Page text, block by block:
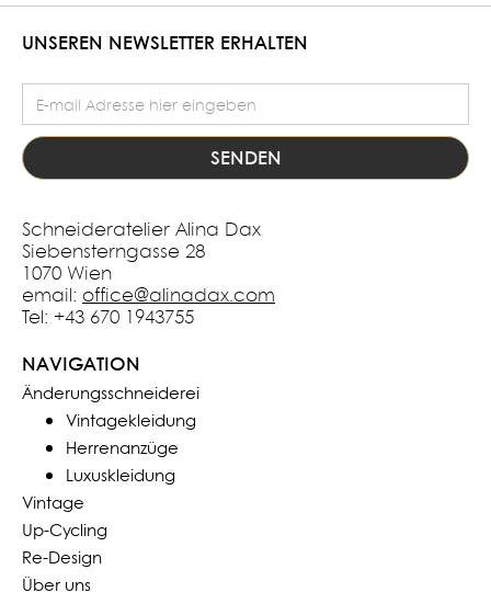
UNSEREN NEWSLETTER ERHALTEN
Schneideratelier Alina Dax
Siebensterngasse 28
1070 Wien
email: office@alinadax.com
Tel: +43 670 1943755
NAVIGATION
Änderungsschneiderei
Vintagekleidung
Herrenanzüge
Luxuskleidung
Vintage
Up-Cycling
Re-Design
Über uns